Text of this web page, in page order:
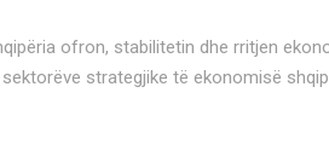
ofron, stabilitetin dhe rritjen
strategjike të ekonomisë